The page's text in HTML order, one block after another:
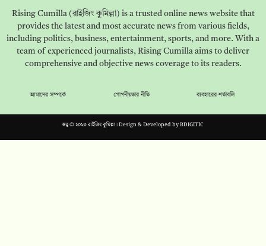
Rising Cumilla (রাইজিং কুমিল্লা) is a trusted online news website that
provides the latest and most accurate news from various fields,
including politics, business, entertainment, sports, and more. With a
team of experienced journalists, Rising Cumilla aims to deliver
comprehensive and objective news coverage to its readers.
আমাদের সম্পর্কে গোপনীয়তার নীতি ব্যবহারের শর্তাবলি
স্বত্ব © ২০২৩ রাইজিং কুমিল্লা। Design & Developed byBDIGITIC